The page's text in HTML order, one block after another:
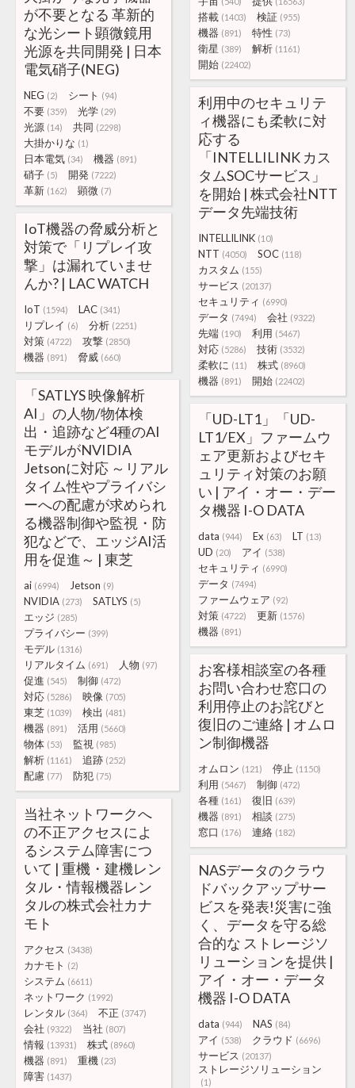
搭載 (1403) 検証 (955)
機器 (891) 特性 (73)
衛星 (389) 解析 (1161)
開始 (22402)
が不要となる 革新的
な光シート顕微鏡用
光源を共同開発 | 日本
電気硝子(NEG)
NEG (2) シート (94)
不要 (359) 光学 (29)
光源 (14) 共同 (2298)
大掛かりな (1)
日本電気 (34) 機器 (891)
硝子 (5) 開発 (7222)
革新 (162) 顕微 (7)
利用中のセキュリテ
ィ機器にも柔軟に対
応する
「INTELLILINK カス
タムSOCサービス」
を開始 | 株式会社NTT
データ先端技術
INTELLILINK (10)
NTT (4050) SOC (118)
カスタム (155)
サービス (20137)
セキュリティ (6990)
データ (7494) 会社 (9322)
先端 (190) 利用 (5467)
対応 (5286) 技術 (3532)
柔軟に (11) 株式 (8960)
機器 (891) 開始 (22402)
IoT機器の脅威分析と
対策で「リプレイ攻
撃」は漏れていませ
んか? | LAC WATCH
IoT (1594) LAC (341)
リプレイ (6) 分析 (2251)
対策 (4722) 攻撃 (2850)
機器 (891) 脅威 (660)
「SATLYS 映像解析
AI」の人物/物体検
出・追跡など4種のAI
モデルがNVIDIA
Jetsonに対応 ～リアル
タイム性やプライバシ
ーへの配慮が求められ
る機器制御や監視・防
犯などで、エッジAI活
用を促進～ | 東芝
ai (6994) Jetson (9)
NVIDIA (273) SATLYS (5)
エッジ (285)
プライバシー (399)
モデル (1316)
リアルタイム (691) 人物 (97)
促進 (545) 制御 (472)
対応 (5286) 映像 (705)
東芝 (1039) 検出 (481)
機器 (891) 活用 (5660)
物体 (53) 監視 (985)
解析 (1161) 追跡 (252)
配慮 (77) 防犯 (75)
「UD-LT1」「UD-
LT1/EX」ファームウ
ェア更新およびセキ
ュリティ対策のお願
い | アイ・オー・デー
タ機器 I-O DATA
data (944) Ex (63) LT (13)
UD (20) アイ (538)
セキュリティ (6990)
データ (7494)
ファームウェア (92)
対策 (4722) 更新 (1576)
機器 (891)
お客様相談室の各種
お問い合わせ窓口の
利用停止のお詫びと
復旧のご連絡 | オムロ
ン制御機器
オムロン (121) 停止 (1150)
利用 (5467) 制御 (472)
各種 (161) 復旧 (639)
機器 (891) 相談 (275)
窓口 (176) 連絡 (182)
当社ネットワークへ
の不正アクセスによ
るシステム障害につ
いて | 重機・建機レン
タル・情報機器レン
タルの株式会社カナ
モト
アクセス (3438)
カナモト (2)
システム (6611)
ネットワーク (1992)
レンタル (364) 不正 (3747)
会社 (9322) 当社 (807)
情報 (13931) 株式 (8960)
機器 (891) 重機 (23)
障害 (1437)
NASデータのクラウ
ドバックアップサー
ビスを発表!災害に強
く、データを守る総
合的な ストレージソ
リューションを提供 |
アイ・オー・データ
機器 I-O DATA
data (944) NAS (84)
アイ (538) クラウド (6696)
サービス (20137)
ストレージソリューション
(1)